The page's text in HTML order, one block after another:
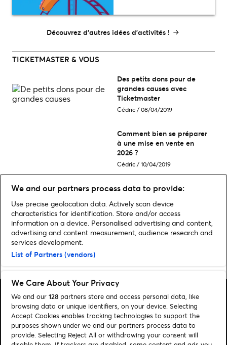
Découvrez d’autres idées d’activités !
TICKETMASTER & VOUS
Des petits dons pour de
grandes causes avec
Ticketmaster
Cédric / 08/04/2019
Comment bien se préparer
à une mise en vente en
2026 ?
Cédric / 10/04/2019
Comment vous protéger
contre les escroqueries à la
billetterie ?
Ticketmaster /11/01/2024
Plus d’actus Ticketmaster & vous
Rechercher
We and our partners process data to provide:
Use precise geolocation data. Actively scan device
characteristics for identification. Store and/or access
information on a device. Personalised advertising and content,
advertising and content measurement, audience research and
services development.
List of Partners (vendors)
We Care About Your Privacy
We and our 128 partners store and access personal data, like
browsing data or unique identifiers, on your device. Selecting
Accept Cookies enables tracking technologies to support the
purposes shown under we and our partners process data to
provide. Selecting Reject All or withdrawing your consent will